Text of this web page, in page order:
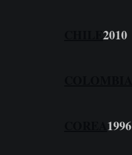
2010
1996